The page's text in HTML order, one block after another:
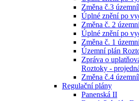
Změna č.3
Úplné znění po
Změna č. 2
Úplné znění po
Změna č. 1
Územní plán
Zpráva o
Roztoky -
Změna č.4
Regulační plány
Panenská II